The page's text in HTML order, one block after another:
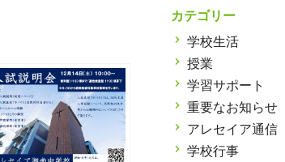
カテゴリー
学校生活
授業
学習サポート
重要なお知らせ
アレセイア通信
学校行事